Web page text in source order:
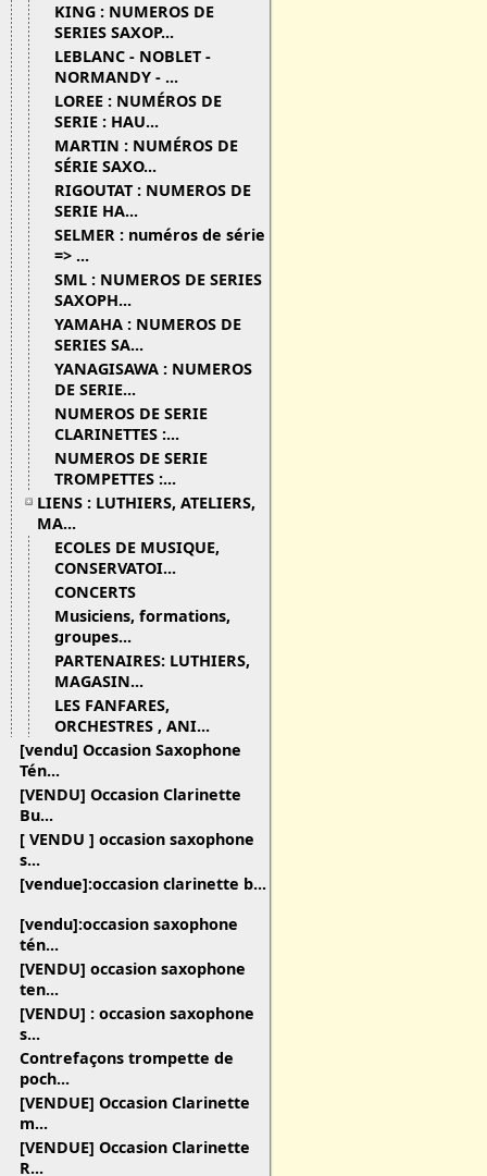
KING : NUMEROS DE
SERIES SAXOP...
LEBLANC - NOBLET -
NORMANDY - ...
LOREE : NUMÉROS DE
SERIE : HAU...
MARTIN : NUMÉROS DE
SÉRIE SAXO...
RIGOUTAT : NUMEROS DE
SERIE HA...
SELMER : numéros de série
=> ...
SML : NUMEROS DE SERIES
SAXOPH...
YAMAHA : NUMEROS DE
SERIES SA...
YANAGISAWA : NUMEROS
DE SERIE...
NUMEROS DE SERIE
CLARINETTES :...
NUMEROS DE SERIE
TROMPETTES :...
LIENS : LUTHIERS, ATELIERS,
MA...
ECOLES DE MUSIQUE,
CONSERVATOI...
CONCERTS
Musiciens, formations,
groupes...
PARTENAIRES: LUTHIERS,
MAGASIN...
LES FANFARES,
ORCHESTRES , ANI...
[vendu] Occasion Saxophone
Tén...
[VENDU] Occasion Clarinette
Bu...
[ VENDU ] occasion saxophone
s...
[vendue]:occasion clarinette b...
[vendu]:occasion saxophone
tén...
[VENDU] occasion saxophone
ten...
[VENDU] : occasion saxophone
s...
Contrefaçons trompette de
poch...
[VENDUE] Occasion Clarinette
m...
[VENDUE] Occasion Clarinette
R...